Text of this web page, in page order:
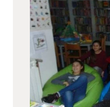
KATALOG
O
ZA
ODJELI